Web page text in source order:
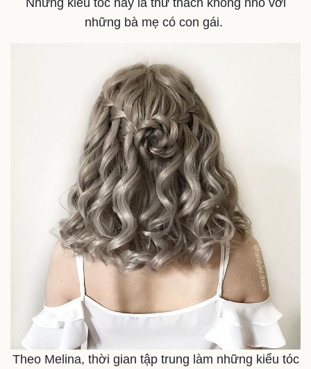
Khởi nghiệp
Tỷ giá
những bà mẹ có con gái.
Theo Melina, thời gian tập trung làm những kiểu tóc